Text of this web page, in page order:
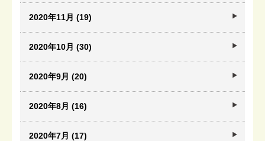
2020年11月 (19)
2020年10月 (30)
2020年9月 (20)
2020年8月 (16)
2020年7月 (17)